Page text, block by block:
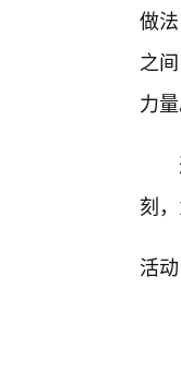
做
之
力量
刻
活